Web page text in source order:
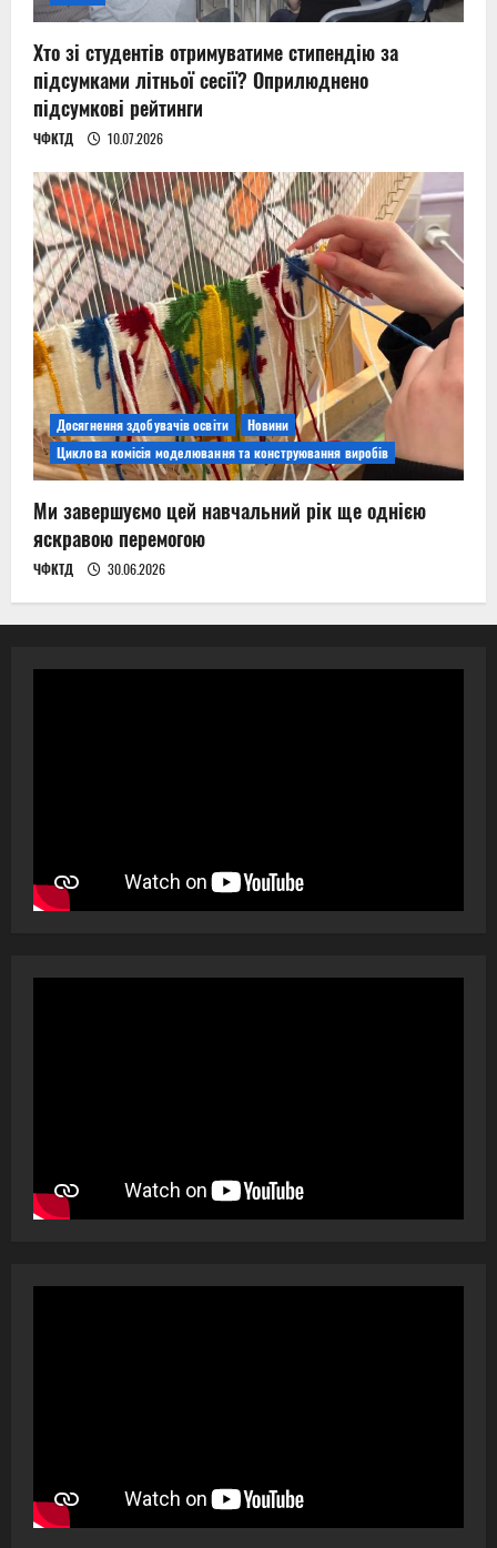
Хто зі студентів отримуватиме стипендію за
підсумками літньої сесії? Оприлюднено
підсумкові рейтинги
ЧФКТД 10.07.2026
Досягнення здобувачів освіти
Новини
Циклова комісія моделювання та конструювання виробів
Ми завершуємо цей навчальний рік ще однією
яскравою перемогою
ЧФКТД 30.06.2026